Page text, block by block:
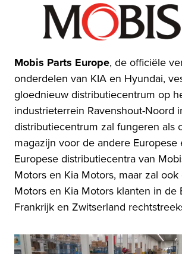
Mobis Parts Europe, de officiële
onderdelen van KIA en Hyundai,
gloednieuw distributiecentrum op
industrieterrein Ravenshout-Noord
distributiecentrum zal fungeren als
magazijn voor de andere Europese
Europese distributiecentra van
Motors en Kia Motors, maar zal
Motors en Kia Motors klanten in de
Frankrijk en Zwitserland